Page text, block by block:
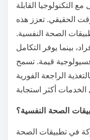
التكنولوجيا القابلة
الحقيقي. تعزز هذه
الصحة النفسية.
بينما يوفر التكامل
فسيولوجية قيمة. تسمح
الراجعة الفورية
الصحة النفسية؟
في تطبيقات الصحة